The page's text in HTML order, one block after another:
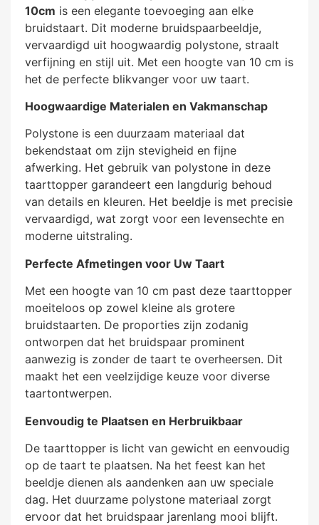
10cm is een elegante toevoeging aan elke
bruidstaart. Dit moderne bruidspaarbeeldje,
vervaardigd uit hoogwaardig polystone, straalt
verfijning en stijl uit. Met een hoogte van 10 cm is
het de perfecte blikvanger voor uw taart.
Hoogwaardige Materialen en Vakmanschap
Polystone is een duurzaam materiaal dat
bekendstaat om zijn stevigheid en fijne
afwerking. Het gebruik van polystone in deze
taarttopper garandeert een langdurig behoud
van details en kleuren. Het beeldje is met precisie
vervaardigd, wat zorgt voor een levensechte en
moderne uitstraling.
Perfecte Afmetingen voor Uw Taart
Met een hoogte van 10 cm past deze taarttopper
moeiteloos op zowel kleine als grotere
bruidstaarten. De proporties zijn zodanig
ontworpen dat het bruidspaar prominent
aanwezig is zonder de taart te overheersen. Dit
maakt het een veelzijdige keuze voor diverse
taartontwerpen.
Eenvoudig te Plaatsen en Herbruikbaar
De taarttopper is licht van gewicht en eenvoudig
op de taart te plaatsen. Na het feest kan het
beeldje dienen als aandenken aan uw speciale
dag. Het duurzame polystone materiaal zorgt
ervoor dat het bruidspaar jarenlang mooi blijft.